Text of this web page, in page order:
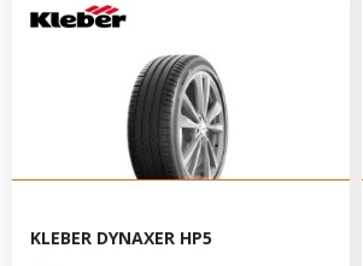
KLEBER DYNAXER HP5